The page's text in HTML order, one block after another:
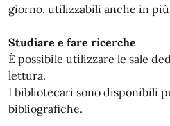
giorno, utilizzabili anche in
Studiare e fare ricerche
È possibile utilizzare le sale
lettura.
I bibliotecari sono disponibili
bibliografiche.